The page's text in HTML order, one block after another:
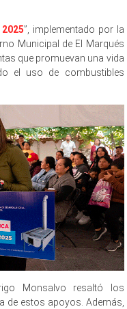
”, implementado por la
Municipal de El Marqués
que promuevan una vida
el uso de combustibles
Monsalvo resaltó los
de estos apoyos. Además,